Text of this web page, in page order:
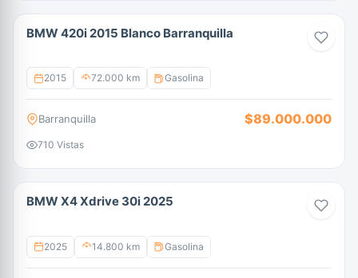
BMW 420i 2015 Blanco Barranquilla
2015 72.000 km Gasolina
Barranquilla $89.000.000
710 Vistas
BMW X4 Xdrive 30i 2025
2025 14.800 km Gasolina